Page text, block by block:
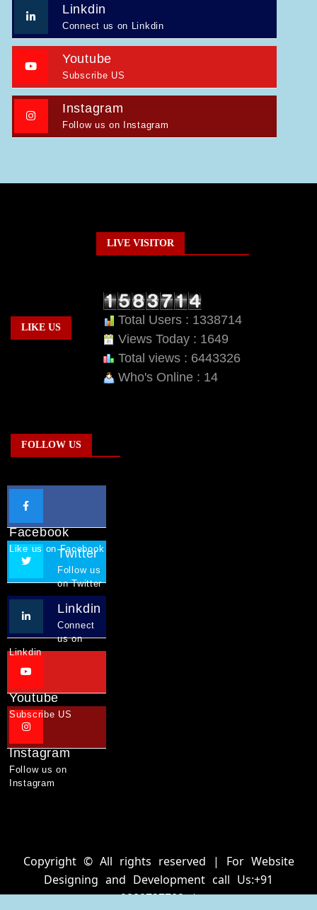
Linkdin
Connect us on Linkdin
Youtube
Subscribe US
Instagram
Follow us on Instagram
LIKE US
LIVE VISITOR
Total Users : 1338714
Views Today : 1649
Total views : 6443326
Who's Online : 14
FOLLOW US
Facebook
Like us on Facebook
Twitter
Follow us
on Twitter
Linkdin
Connect
us on
Linkdin
Youtube
Subscribe US
Instagram
Follow us on
Instagram
Copyright © All rights reserved | For Website
Designing and Development call Us:+91
9888737782 |